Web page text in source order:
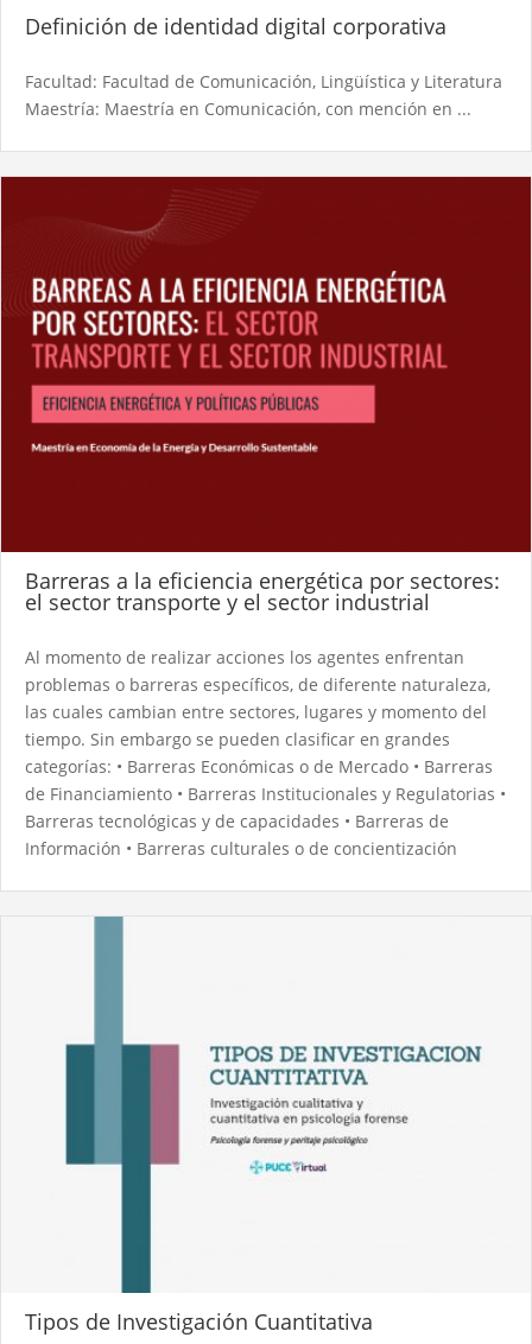
Definición de identidad digital corporativa​
Facultad: Facultad de Comunicación, Lingüística y Literatura
Maestría: Maestría en Comunicación, con mención en ...
Barreras a la eficiencia energética por sectores:
el sector transporte y el sector industrial
Al momento de realizar acciones los agentes enfrentan
problemas o barreras específicos, de diferente naturaleza,
las cuales cambian entre sectores, lugares y momento del
tiempo. Sin embargo se pueden clasificar en grandes
categorías: • Barreras Económicas o de Mercado • Barreras
de Financiamiento • Barreras Institucionales y Regulatorias •
Barreras tecnológicas y de capacidades • Barreras de
Información • Barreras culturales o de concientización
Tipos de Investigación Cuantitativa